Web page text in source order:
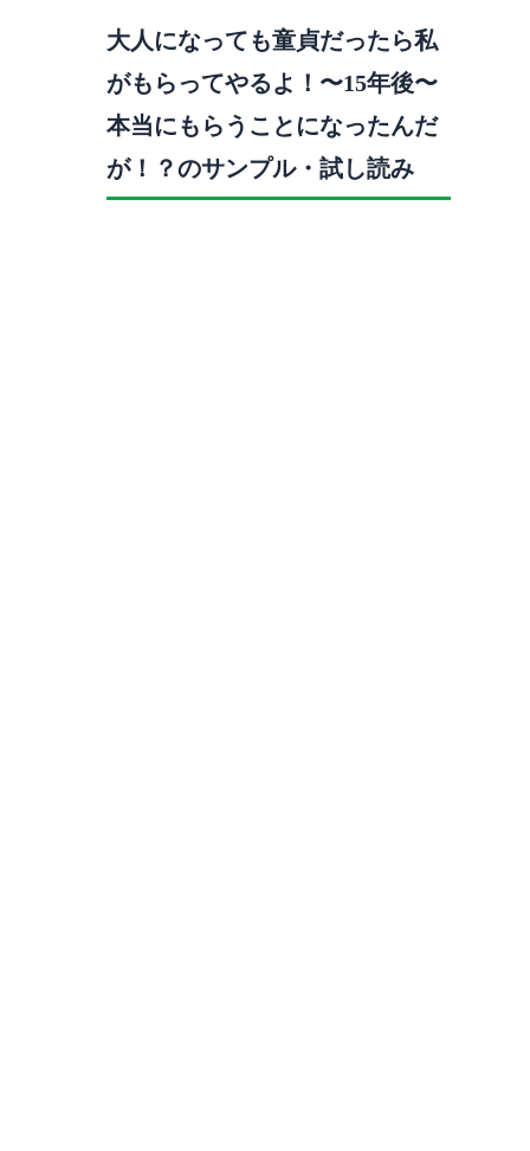
大人になっても童貞だったら私
がもらってやるよ！〜15年後〜
本当にもらうことになったんだ
が！？のサンプル・試し読み